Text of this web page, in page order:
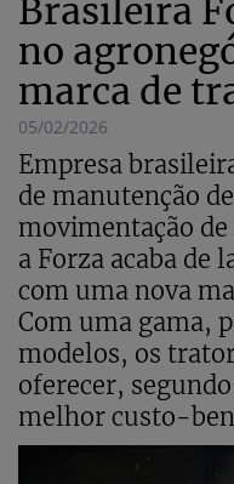
Brasileira
no
marca de
05/02/2026
Empresa
de manutenção
movimentação
a Forza acaba de
com uma nova
Com uma gama,
modelos, os
oferecer,
melhor custo-